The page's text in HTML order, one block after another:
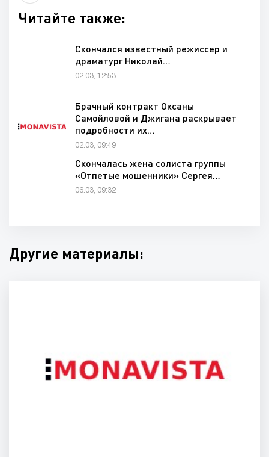
Читайте также:
Скончался известный режиссер и
драматург Николай…
02.03, 12:53
Брачный контракт Оксаны
Самойловой и Джигана раскрывает
подробности их…
02.03, 09:49
Скончалась жена солиста группы
«Отпетые мошенники» Сергея…
06.03, 09:32
Другие материалы: